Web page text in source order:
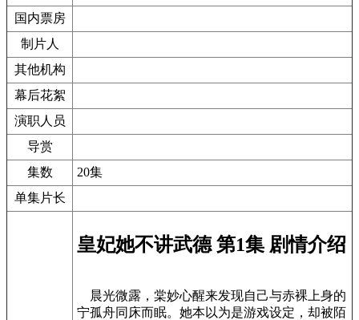
国内票房
制片人
其他机构
幕后花絮
演职人员
导赏
集数
20集
单集片长
皇妃她不讲武德 第1集 剧情介绍
晨光微露，棠妙心醒来发现自己与赤裸上身的
宁孤舟同床而眠。她本以为是游戏设定，却被陌